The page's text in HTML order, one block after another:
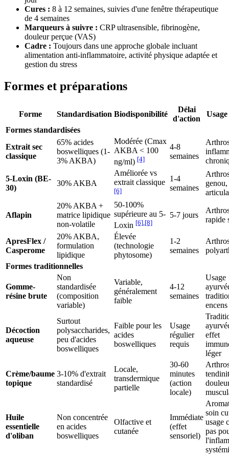
Cures : 8 à 12 semaines, suivies d'une fenêtre thérapeutique
de 4 semaines
Marqueurs à suivre : CRP ultrasensible, fibrinogène,
douleur perçue (VAS)
Cadre : Toujours dans une approche globale incluant
alimentation anti-inflammatoire, activité physique adaptée et
gestion du stress
Formes et préparations
Forme Standardisation Biodisponibilité
Délai
d'action
Formes standardisées
Extrait sec
classique
65% acides
boswelliques (1-
3% AKBA)
Modérée (Cmax
AKBA < 100
ng/ml) [4]
4-8
semaines
5-Loxin (BE-
30)
30% AKBA
Améliorée vs
extrait classique
[6]
1-4
semaines
Aflapin
20% AKBA +
matrice lipidique
non-volatile
50-100%
supérieure au 5-
Loxin [6],[8]
5-7 jours
rapide
ApresFlex /
Casperome
20% AKBA,
formulation
lipidique
Élevée
(technologie
phytosome)
1-2
semaines
Formes traditionnelles
Gomme-
résine brute
Non
standardisée
(composition
variable)
Variable,
généralement
faible
4-12
semaines
Usage
Décoction
aqueuse
Surtout
polysaccharides,
peu d'acides
boswelliques
Faible pour les
acides
boswelliques
Usage
régulier
requis
effet
léger
Crème/baume
topique
3-10% d'extrait
standardisé
Locale,
transdermique
partielle
30-60
minutes
(action
locale)
Huile
essentielle
d'oliban
Non concentrée
en acides
boswelliques
Olfactive et
cutanée
Immédiate
(effet
sensoriel)
soin
usage
pas